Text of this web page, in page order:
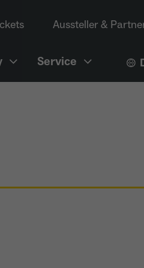
Aussteller &
Service